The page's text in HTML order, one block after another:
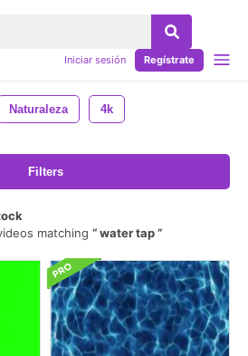
Iniciar sesión Regístrate
Naturaleza 4k
Filters
matching
water tap